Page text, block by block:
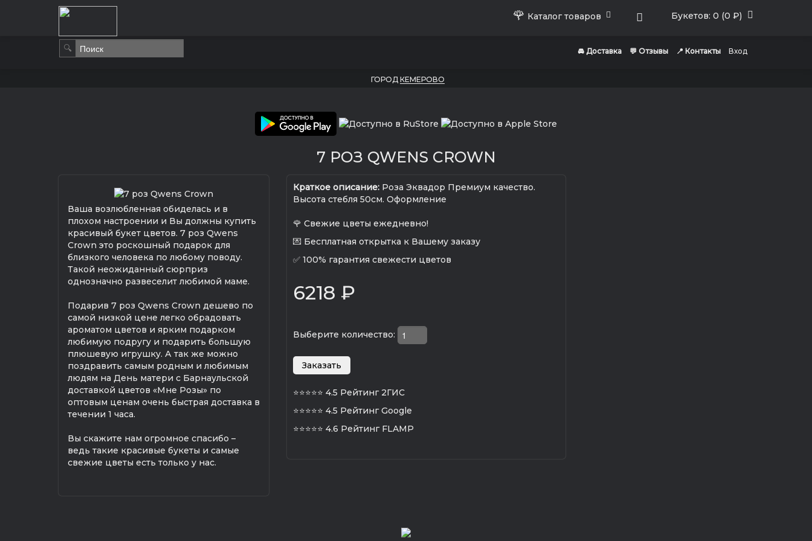
Букетов: 0 (0 ₽)
🌹 Каталог товаров
🚘 Доставка 💬 Отзывы 📍 Контакты Вход
🔍
ГОРОД КЕМЕРОВО
7 РОЗ QWENS CROWN
Ваша возлюбленная обиделась и в
плохом настроении и Вы должны купить
красивый букет цветов. 7 роз Qwens
Crown это роскошный подарок для
близкого человека по любому поводу.
Такой неожиданный сюрприз
однозначно развеселит любимой маме.
Подарив 7 роз Qwens Crown дешево по
самой низкой цене легко обрадовать
ароматом цветов и ярким подарком
любимую подругу и подарить большую
плюшевую игрушку. А так же можно
поздравить самым родным и любимым
людям на День матери с Барнаульской
доставкой цветов «Мне Розы» по
оптовым ценам очень быстрая доставка в
течении 1 часа.
Вы скажите нам огромное спасибо –
ведь такие красивые букеты и самые
свежие цветы есть только у нас.
Краткое описание:Роза Эквадор Премиум качество.
Высота стебля 50см. Оформление
🌹 Свежие цветы ежедневно!
💌 Бесплатная открытка к Вашему заказу
✅ 100% гарантия свежести цветов
6218 ₽
Выберите количество:
⭐⭐⭐⭐⭐ 4.5 Рейтинг 2ГИС
⭐⭐⭐⭐⭐ 4.5 Рейтинг Google
⭐⭐⭐⭐⭐ 4.6 Рейтинг FLAMP